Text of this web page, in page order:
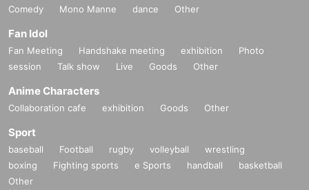
Comedy
Mono Manne dance Other
Fan Idol
Fan Meeting Handshake meeting exhibition
Photo
session
Talk show Live Goods Other
Anime Characters
Collaboration cafe exhibition Goods Other
Sport
baseball Football rugby volleyball
wrestling
boxing
Fighting sports e Sports handball
basketball
Other